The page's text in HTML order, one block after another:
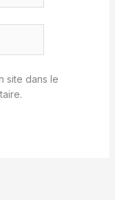
site dans le